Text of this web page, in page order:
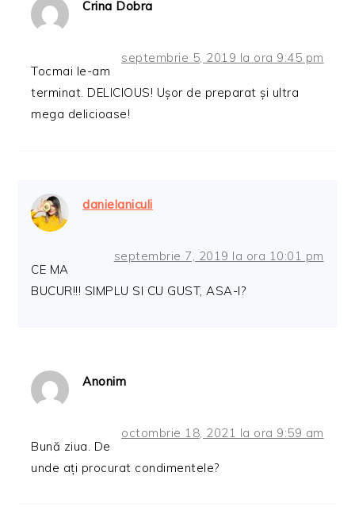
Crina Dobra
septembrie 5, 2019 la ora 9:45 pm
Tocmai le-am
terminat. DELICIOUS! Ușor de preparat și ultra
mega delicioase!
danielaniculi
septembrie 7, 2019 la ora 10:01 pm
CE MA
BUCUR!!! SIMPLU SI CU GUST, ASA-I?
Anonim
octombrie 18, 2021 la ora 9:59 am
Bună ziua. De
unde ați procurat condimentele?